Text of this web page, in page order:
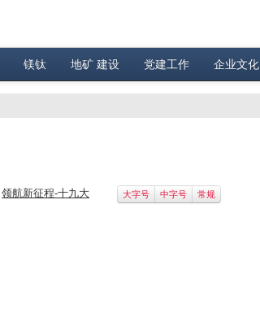
镁钛 地矿 建设 党建工作 企业文化
领航新征程-十九大 大字号 中字号 常规